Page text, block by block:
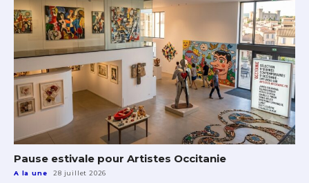
Pause estivale pour Artistes Occitanie
A la une 28 juillet 2026